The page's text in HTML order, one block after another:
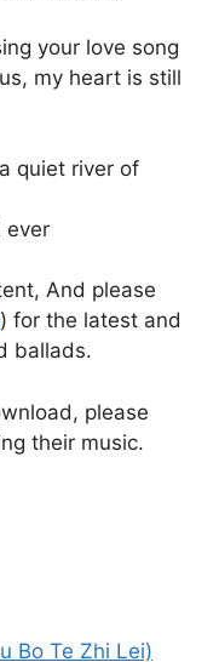
your love song
my heart is still
quiet river of
ever
And please
) for the latest and
ballads.
please
their music.
Bo Te Zhi Lei)